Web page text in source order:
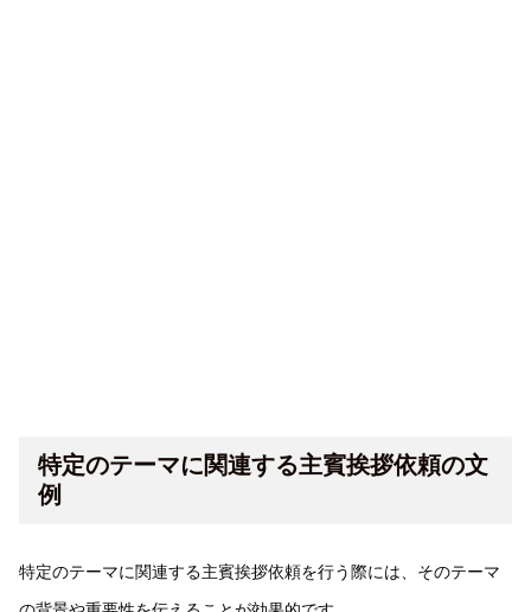
特定のテーマに関連する主賓挨拶依頼の文
例
特定のテーマに関連する主賓挨拶依頼を行う際には、そのテーマ